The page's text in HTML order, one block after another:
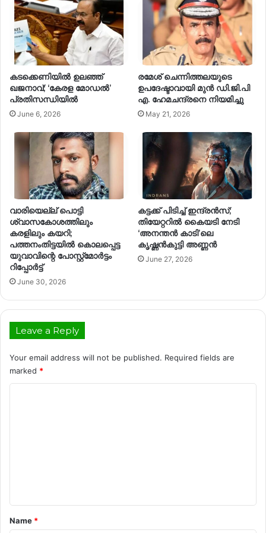
കടക്കെണിയിൽ ഉലഞ്ഞ്
ഖജനാവ്; ‘കേരള മോഡൽ’
പ്രതിസന്ധിയിൽ
June 6, 2026
രമേശ് ചെന്നിത്തലയുടെ
ഉപദേഷ്ടാവായി മുൻ ഡി.ജി.പി
എ. ഹേമചന്ദ്രനെ നിയമിച്ചു
May 21, 2026
വാരിയെല്ല് പൊട്ടി
ശ്വാസകോശത്തിലും
കരളിലും കയറി;
പത്തനംതിട്ടയിൽ കൊലപ്പെട്ട
യുവാവിന്റെ പോസ്റ്റ്മോർട്ടം
റിപ്പോർട്ട്
June 30, 2026
കട്ടക്ക് പിടിച്ച് ഇന്ദ്രൻസ്;
തിയേറ്ററിൽ കൈയടി നേടി
‘അനന്തൻ കാടി’ലെ
കൃഷ്ണൻകുട്ടി അണ്ണൻ
June 27, 2026
Leave a Reply
Your email address will not be published. Required fields are
marked *
*
Name *